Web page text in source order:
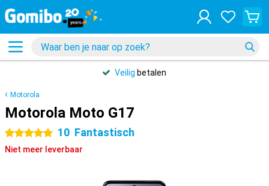
Veilig betalen
Motorola
Motorola Moto G17
5 sterren 10 Fantastisch
Niet meer leverbaar